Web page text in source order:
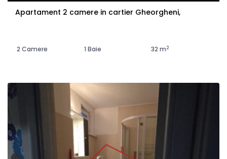
Apartament 2 camere in cartier Gheorgheni,
2 Camere 1 Baie 32 m2